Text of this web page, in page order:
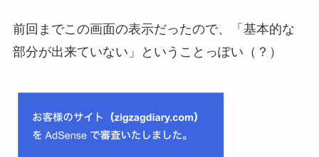
前回までこの画面の表示だったので、「基本的な
部分が出来ていない」ということっぽい（？）